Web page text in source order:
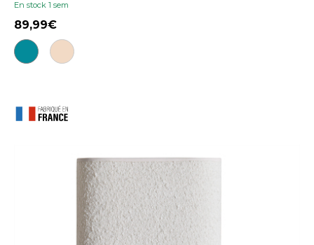
En stock 1 sem
89,99